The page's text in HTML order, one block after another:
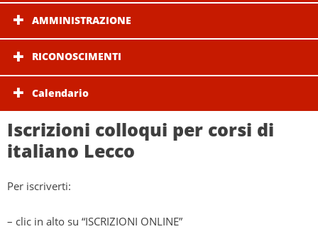
AMMINISTRAZIONE
RICONOSCIMENTI
Calendario
Iscrizioni colloqui per corsi di
italiano Lecco
Per iscriverti:
– clic in alto su “ISCRIZIONI ONLINE”